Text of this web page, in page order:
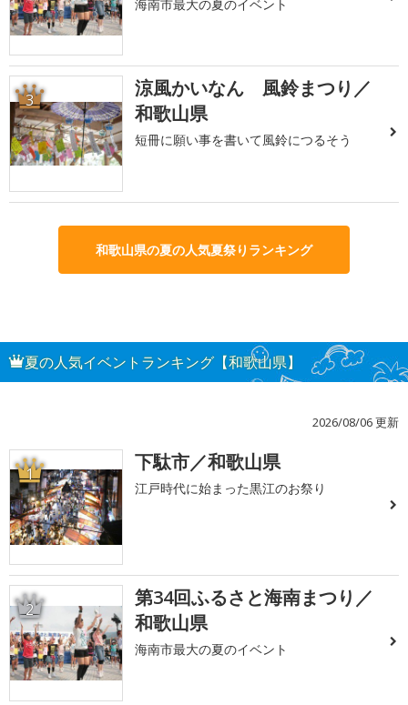
海南市最大の夏のイベント
3
涼風かいなん 風鈴まつり／
和歌山県
短冊に願い事を書いて風鈴につるそう
和歌山県の夏の人気夏祭りランキング
夏の人気イベントランキング【和歌山県】
2026/08/06 更新
1 下駄市／和歌山県
江戸時代に始まった黒江のお祭り
2
第34回ふるさと海南まつり／
和歌山県
海南市最大の夏のイベント